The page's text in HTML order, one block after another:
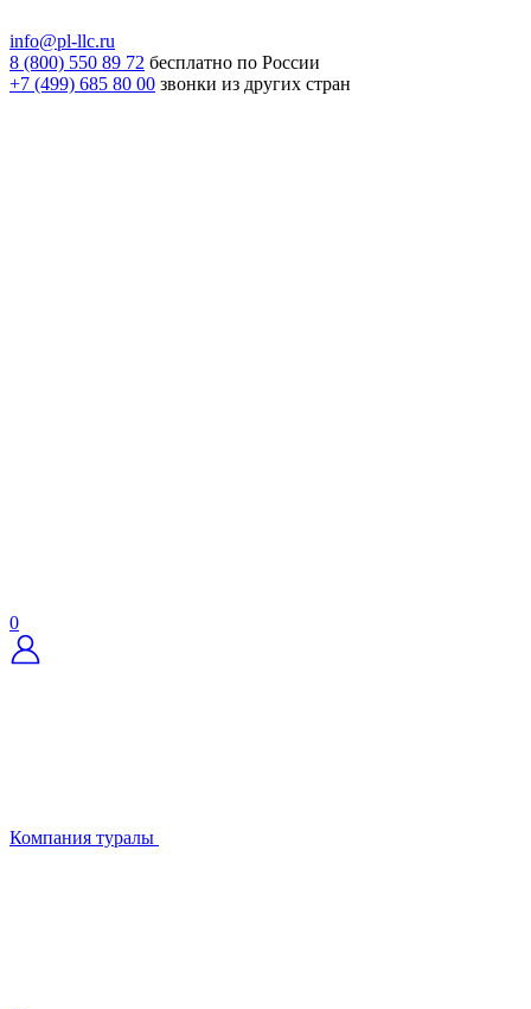
info@pl-llc.ru
8 (800) 550 89 72 бесплатно по России
+7 (499) 685 80 00 звонки из других стран
0
Компания туралы